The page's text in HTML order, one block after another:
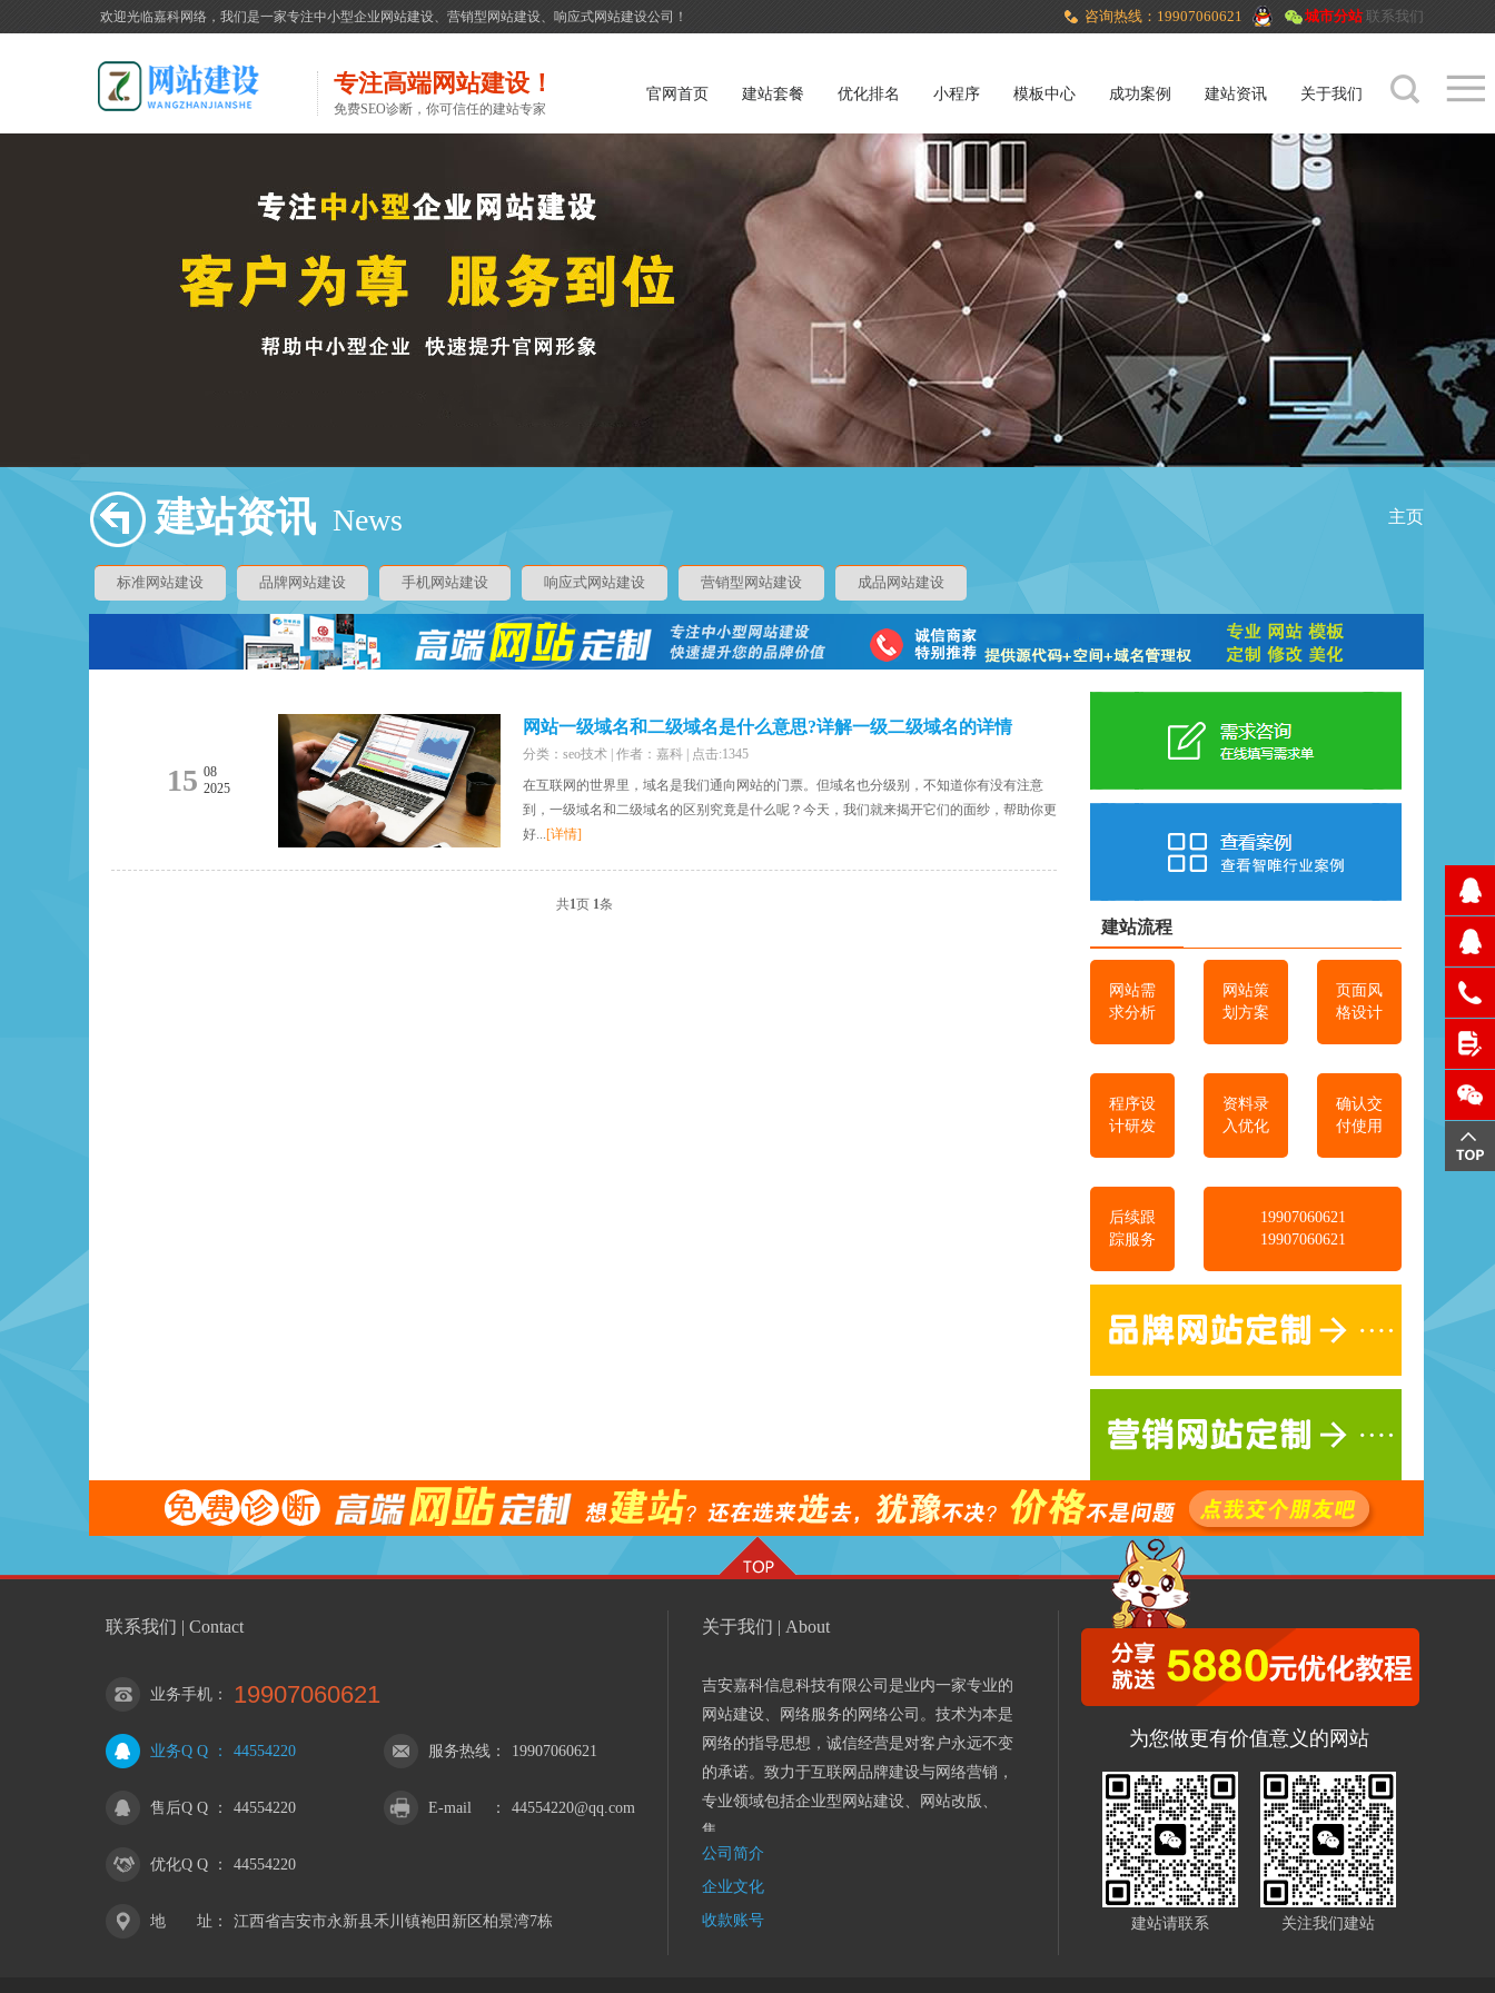
欢迎光临嘉科网络，我们是一家专注中小型企业网站建设、营销型网站建设、响应式网站建设公司！ 咨询热线：19907060621 城市分站 联系我们
专注高端网站建设！
免费SEO诊断，你可信任的建站专家
官网首页 建站套餐 优化排名 小程序 模板中心 成功案例 建站资讯 关于我们
建站资讯 News 主页
标准网站建设 品牌网站建设 手机网站建设 响应式网站建设 营销型网站建设 成品网站建设
15 08
2025
网站一级域名和二级域名是什么意思?详解一级二级域名的详情
分类：seo技术 | 作者：嘉科 | 点击:1345
在互联网的世界里，域名是我们通向网站的门票。但域名也分级别，不知道你有没有注意
到，一级域名和二级域名的区别究竟是什么呢？今天，我们就来揭开它们的面纱，帮助你更
好...[详情]
共1页 1条
建站流程
网站需
求分析
网站策
划方案
页面风
格设计
程序设
计研发
资料录
入优化
确认交
付使用
后续跟
踪服务
19907060621
19907060621
联系我们 | Contact
业务手机 ： 19907060621
业务Q Q ： 44554220 服务热线 ： 19907060621
售后Q Q ： 44554220 E-mail ： 44554220@qq.com
优化Q Q ： 44554220
地 址 ： 江西省吉安市永新县禾川镇袍田新区柏景湾7栋
关于我们 | About
吉安嘉科信息科技有限公司是业内一家专业的
网站建设、网络服务的网络公司。技术为本是
网络的指导思想，诚信经营是对客户永远不变
的承诺。致力于互联网品牌建设与网络营销，
专业领域包括企业型网站建设、网站改版、
集...
公司简介
企业文化
收款账号
为您做更有价值意义的网站
建站请联系 关注我们建站